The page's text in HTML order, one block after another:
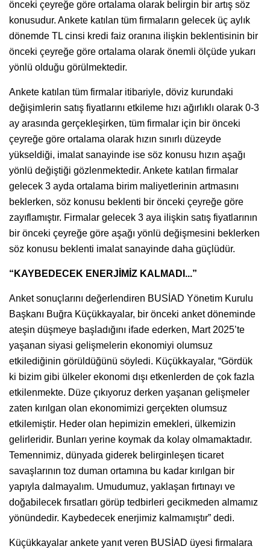
önceki çeyreğe göre ortalama olarak belirgin bir artış söz
konusudur. Ankete katılan tüm firmaların gelecek üç aylık
dönemde TL cinsi kredi faiz oranına ilişkin beklentisinin bir
önceki çeyreğe göre ortalama olarak önemli ölçüde yukarı
yönlü olduğu görülmektedir.
Ankete katılan tüm firmalar itibariyle, döviz kurundaki
değişimlerin satış fiyatlarını etkileme hızı ağırlıklı olarak 0-3
ay arasında gerçekleşirken, tüm firmalar için bir önceki
çeyreğe göre ortalama olarak hızın sınırlı düzeyde
yükseldiği, imalat sanayinde ise söz konusu hızın aşağı
yönlü değiştiği gözlenmektedir. Ankete katılan firmalar
gelecek 3 ayda ortalama birim maliyetlerinin artmasını
beklerken, söz konusu beklenti bir önceki çeyreğe göre
zayıflamıştır. Firmalar gelecek 3 aya ilişkin satış fiyatlarının
bir önceki çeyreğe göre aşağı yönlü değişmesini beklerken
söz konusu beklenti imalat sanayinde daha güçlüdür.
“KAYBEDECEK ENERJİMİZ KALMADI...”
Anket sonuçlarını değerlendiren BUSİAD Yönetim Kurulu
Başkanı Buğra Küçükkayalar, bir önceki anket döneminde
ateşin düşmeye başladığını ifade ederken, Mart 2025’te
yaşanan siyasi gelişmelerin ekonomiyi olumsuz
etkilediğinin görüldüğünü söyledi. Küçükkayalar, “Gördük
ki bizim gibi ülkeler ekonomi dışı etkenlerden de çok fazla
etkilenmekte. Düze çıkıyoruz derken yaşanan gelişmeler
zaten kırılgan olan ekonomimizi gerçekten olumsuz
etkilemiştir. Heder olan hepimizin emekleri, ülkemizin
gelirleridir. Bunları yerine koymak da kolay olmamaktadır.
Temennimiz, dünyada giderek belirginleşen ticaret
savaşlarının toz duman ortamına bu kadar kırılgan bir
yapıyla dalmayalım. Umudumuz, yaklaşan fırtınayı ve
doğabilecek fırsatları görüp tedbirleri gecikmeden almamız
yönündedir. Kaybedecek enerjimiz kalmamıştır” dedi.
Küçükkayalar ankete yanıt veren BUSİAD üyesi firmalara